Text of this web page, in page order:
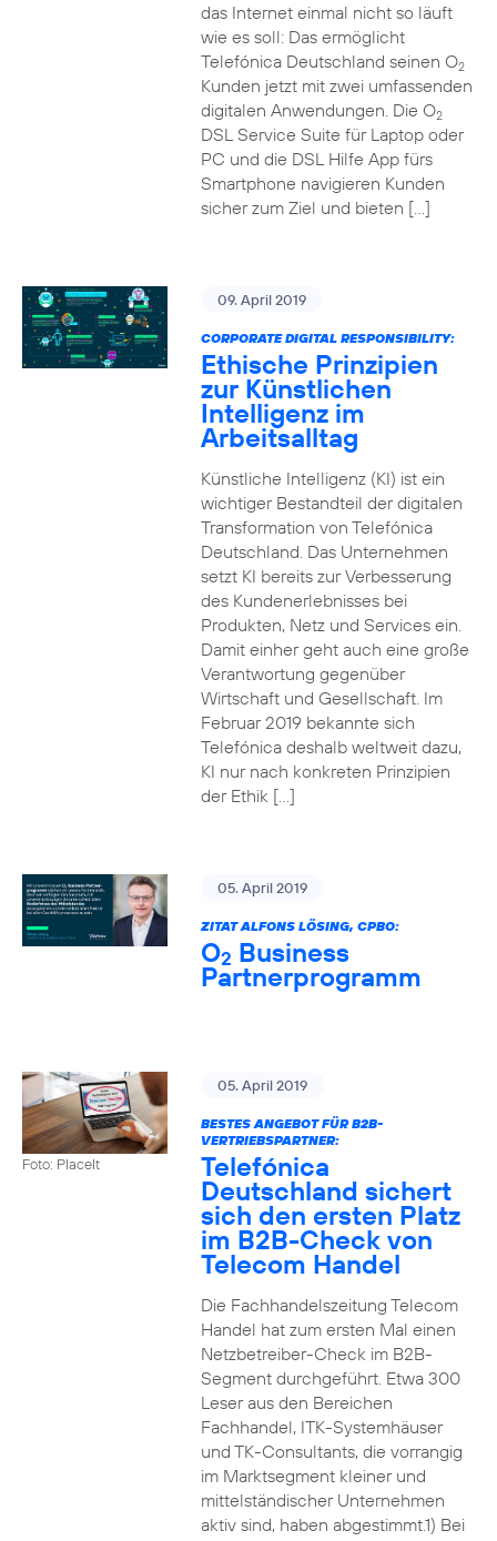
das Internet einmal nicht so läuft
wie es soll: Das ermöglicht
Telefónica Deutschland seinen O2
Kunden jetzt mit zwei umfassenden
digitalen Anwendungen. Die O2
DSL Service Suite für Laptop oder
PC und die DSL Hilfe App fürs
Smartphone navigieren Kunden
sicher zum Ziel und bieten […]
09. April 2019
CORPORATE DIGITAL RESPONSIBILITY:
Ethische Prinzipien
zur Künstlichen
Intelligenz im
Arbeitsalltag
Künstliche Intelligenz (KI) ist ein
wichtiger Bestandteil der digitalen
Transformation von Telefónica
Deutschland. Das Unternehmen
setzt KI bereits zur Verbesserung
des Kundenerlebnisses bei
Produkten, Netz und Services ein.
Damit einher geht auch eine große
Verantwortung gegenüber
Wirtschaft und Gesellschaft. Im
Februar 2019 bekannte sich
Telefónica deshalb weltweit dazu,
KI nur nach konkreten Prinzipien
der Ethik […]
05. April 2019
ZITAT ALFONS LÖSING, CPBO:
O2 Business
Partnerprogramm
Foto: PlaceIt
05. April 2019
BESTES ANGEBOT FÜR B2B-
VERTRIEBSPARTNER:
Telefónica
Deutschland sichert
sich den ersten Platz
im B2B-Check von
Telecom Handel
Die Fachhandelszeitung Telecom
Handel hat zum ersten Mal einen
Netzbetreiber-Check im B2B-
Segment durchgeführt. Etwa 300
Leser aus den Bereichen
Fachhandel, ITK-Systemhäuser
und TK-Consultants, die vorrangig
im Marktsegment kleiner und
mittelständischer Unternehmen
aktiv sind, haben abgestimmt.1) Bei